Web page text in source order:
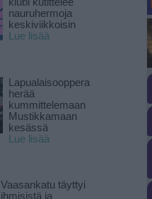
klubi kutittelee
nauruhermoja
keskiviikkoisin
Lue lisää
Lapualaisooppera
herää
kummittelemaan
Mustikkamaan
kesässä
Lue lisää
Vaasankatu täyttyi
ihmisistä ja